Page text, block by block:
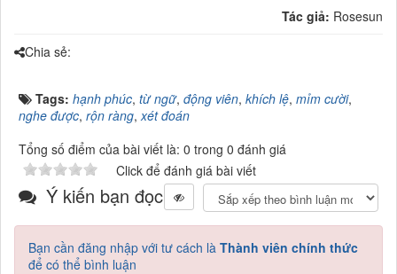
Tác giả: Rosesun
Chia sẻ:
Tags: hạnh phúc, từ ngữ, động viên, khích lệ, mỉm cười,
nghe được, rộn ràng,xét đoán
Tổng số điểm của bài viết là: 0 trong 0 đánh giá
Click để đánh giá bài viết
Ý kiến bạn đọc
Bạn cần đăng nhập với tư cách là Thành viên chính thức
để có thể bình luận